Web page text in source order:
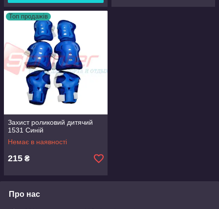
Топ продажів
Захист роликовий дитячий
1531 Синій
Немає в наявності
215 ₴
Про нас